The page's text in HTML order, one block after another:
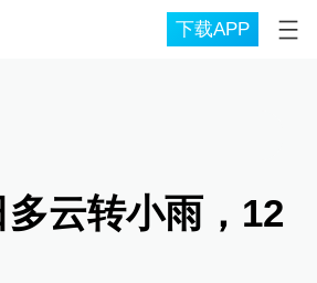
下载APP
云转小雨，12